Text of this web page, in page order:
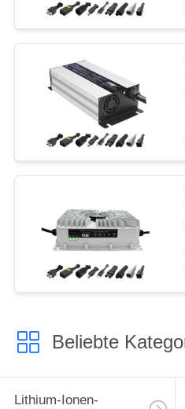
SITEMAP
PRIVACY
POLICY
Beliebte
Lithium-Ionen-